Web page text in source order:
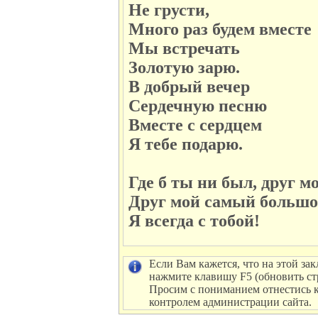
Не грусти,
Много раз будем вместе
Мы встречать
Золотую зарю.
В добрый вечер
Сердечную песню
Вместе с сердцем
Я тебе подарю.
Где б ты ни был, друг
Друг мой самый
Я всегда с тобой!
Если Вам кажется, что на этой
нажмите клавишу F5 (обновить
Просим с пониманием отнестись
контролем администрации сайта.